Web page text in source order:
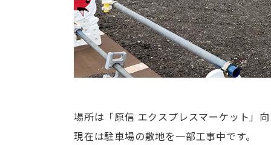
場所は「原信 エクスプレスマーケット」
現在は駐車場の敷地を一部工事中です。